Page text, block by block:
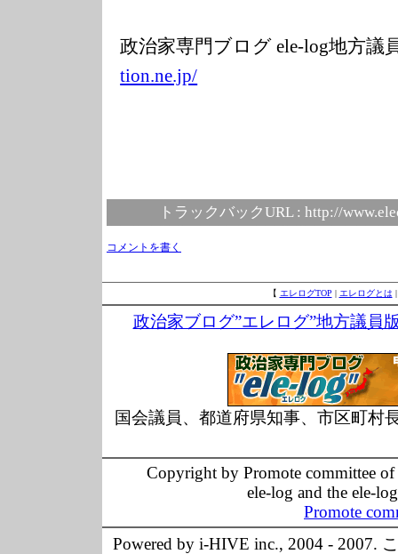
政治家専門ブログ ele-log地方議
tion.ne.jp/
トラックバックURL : http://
コメントを書く
【 エレログTOP | エレログとは
政治家ブログ”エレログ”地方議員
国会議員、都道府県知事、市区町村
Copyright by Promote committee
ele-log and the ele-
Promote
Powered by i-HIVE inc., 2004 - 2007.